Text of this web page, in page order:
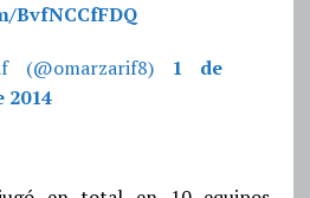
BvfNCCfFDQ
1 de
2014